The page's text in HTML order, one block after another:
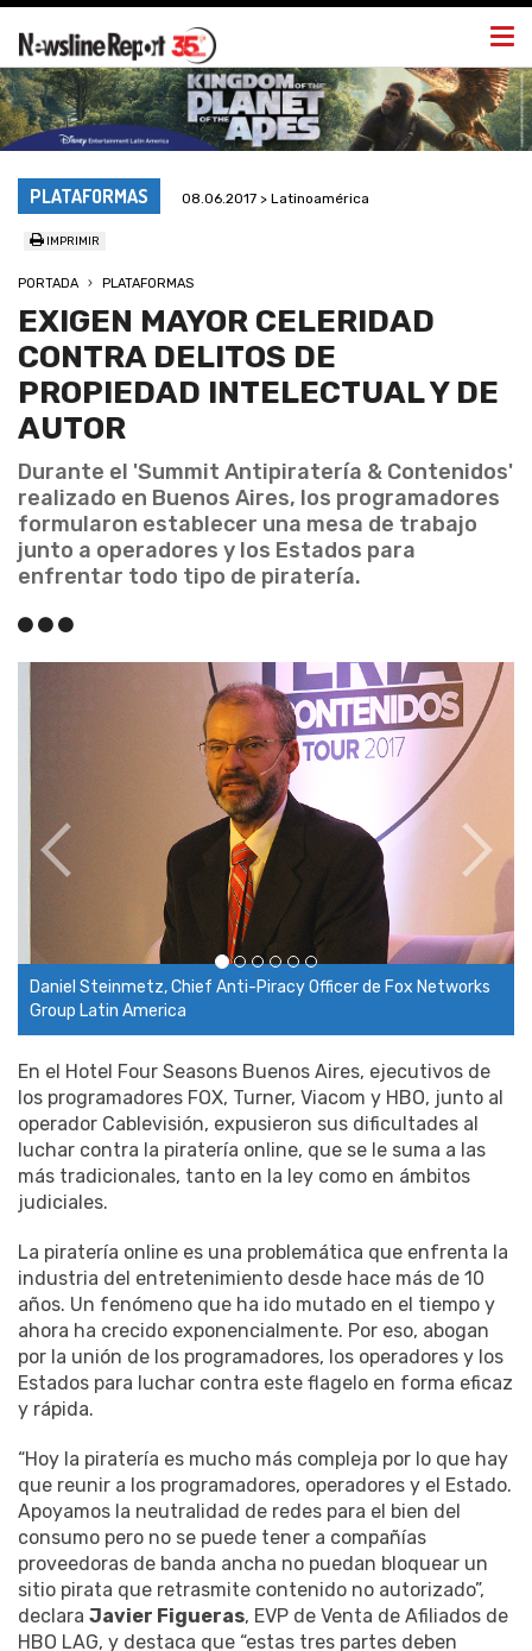
PLATAFORMAS 08.06.2017 > Latinoamérica
IMPRIMIR
PORTADA PLATAFORMAS
EXIGEN MAYOR CELERIDAD
CONTRA DELITOS DE
PROPIEDAD INTELECTUAL Y DE
AUTOR
Durante el 'Summit Antipiratería & Contenidos'
realizado en Buenos Aires, los programadores
formularon establecer una mesa de trabajo
junto a operadores y los Estados para
enfrentar todo tipo de piratería.
Anti-Piracy Officer de Fox Networks
Jorge Bacaloni, Associate
En el Hotel Four Seasons Buenos Aires, ejecutivos de
los programadores FOX, Turner, Viacom y HBO, junto al
operador Cablevisión, expusieron sus dificultades al
luchar contra la piratería online, que se le suma a las
más tradicionales, tanto en la ley como en ámbitos
judiciales.
La piratería online es una problemática que enfrenta la
industria del entretenimiento desde hace más de 10
años. Un fenómeno que ha ido mutado en el tiempo y
ahora ha crecido exponencialmente. Por eso, abogan
por la unión de los programadores, los operadores y los
Estados para luchar contra este flagelo en forma eficaz
y rápida.
“Hoy la piratería es mucho más compleja por lo que hay
que reunir a los programadores, operadores y el Estado.
Apoyamos la neutralidad de redes para el bien del
consumo pero no se puede tener a compañías
proveedoras de banda ancha no puedan bloquear un
sitio pirata que retrasmite contenido no autorizado”,
declara Javier Figueras, EVP de Venta de Afiliados de
HBO LAG, y destaca que “estas tres partes deben